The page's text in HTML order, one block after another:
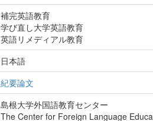
補完英語教育
学び直し大学英語教育
英語リメディアル教育
日本語
紀要論文
島根大学外国語教育センター
The Center for Foreign Language